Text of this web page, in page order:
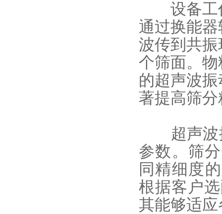
设备工作
通过换能
波传到共
个筛面。 物
的超声波
著提高筛
超声波振
参数。 筛
同精细度
根据客户
其能够适